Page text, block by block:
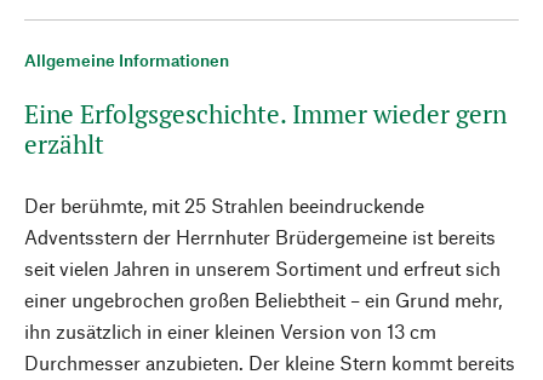
Allgemeine Informationen
Eine Erfolgsgeschichte. Immer wieder gern
erzählt
Der berühmte, mit 25 Strahlen beeindruckende
Adventsstern der Herrnhuter Brüdergemeine ist bereits
seit vielen Jahren in unserem Sortiment und erfreut sich
einer ungebrochen großen Beliebtheit – ein Grund mehr,
ihn zusätzlich in einer kleinen Version von 13 cm
Durchmesser anzubieten. Der kleine Stern kommt bereits